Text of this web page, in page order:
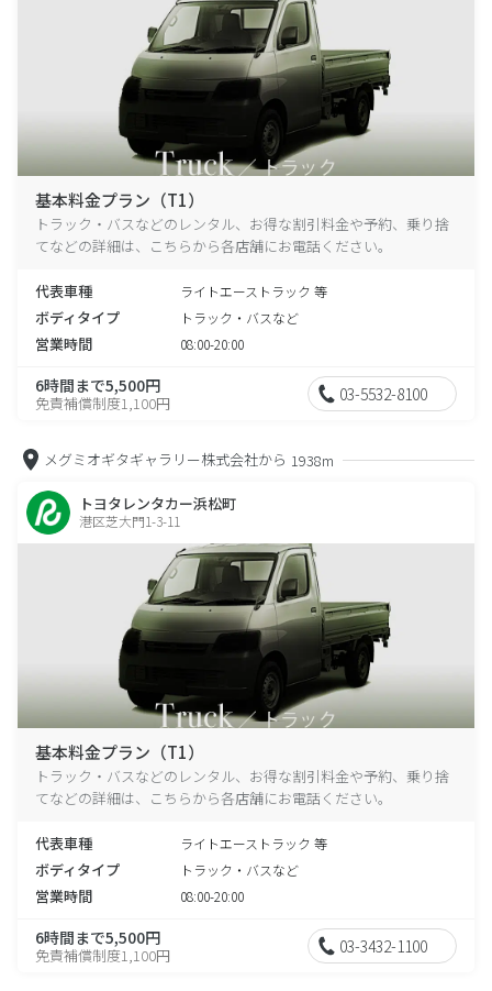
基本料金プラン（T1）
トラック・バスなどのレンタル、お得な割引料金や予約、乗り捨
てなどの詳細は、こちらから各店舗にお電話ください。
代表車種 ライトエーストラック 等
ボディタイプ トラック・バスなど
営業時間 08:00-20:00
6時間まで5,500円
免責補償制度1,100円 03-5532-8100
メグミオギタギャラリー株式会社から 1938m
トヨタレンタカー浜松町
港区芝大門1-3-11
基本料金プラン（T1）
トラック・バスなどのレンタル、お得な割引料金や予約、乗り捨
てなどの詳細は、こちらから各店舗にお電話ください。
代表車種 ライトエーストラック 等
ボディタイプ トラック・バスなど
営業時間 08:00-20:00
6時間まで5,500円
免責補償制度1,100円 03-3432-1100